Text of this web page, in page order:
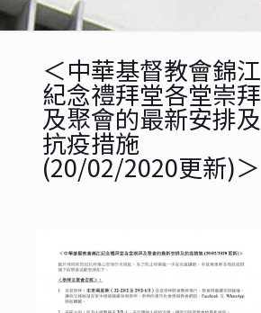
＜中華基督教會錦江
紀念禮拜堂各堂崇拜
及聚會的最新安排及
抗疫措施
(20/02/2020更新)＞